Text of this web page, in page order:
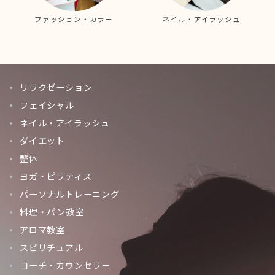
ファッション・カラー ネイル・アイラッシュ
リラクゼーション
フェイシャル
ネイル・アイラッシュ
ダイエット
整体
ヨガ・ピラティス
パーソナルトレーニング
料理・パン教室
アロマ教室
スピリチュアル
コーチ・カウンセラー